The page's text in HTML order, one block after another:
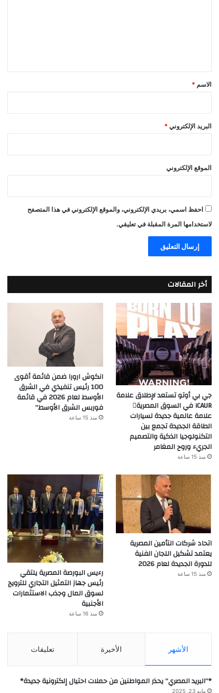
*
الاسم *
البريد الإلكتروني *
الموقع الإلكتروني
احفظ اسمي، بريدي الإلكتروني، والموقع الإلكتروني في هذا المتصفح
لاستخدامها المرة المقبلة في تعليقي.
أخر المقالات
جي بي أوتو تستعد لإطلاق علامة
iCAUR في السوق المصرية
علامة عالمية جديدة لسيارات
الطاقة الجديدة تجمع بين
التكنولوجيا الذكية والتصميم
الجريء وروح المغامر
منذ 15 ساعة
انكوش ارورا ضمن قائمة أقوى
100 رئيس تنفيذي في الشرق
الأوسط لعام 2026 في قائمة
فوربس الشرق الأوسط”
منذ 15 ساعة
اتحاد شركات التأمين المصرية
يعتمد تشكيل اللجان الفنية
للدورة الجديدة لعام 2026
منذ 15 ساعة
رءيس البورصة المصرية يلتقي
رئيس جهاز التمثيل التجاري للترويج
لسوق المال وجذب الاستثمارات
الأجنبية
منذ 16 ساعة
الأشهر الأخيرة تعليقات
*”البريد المصري” يحذر المواطنين من حملات احتيال إلكترونية جديدة*
مايو 23, 2025